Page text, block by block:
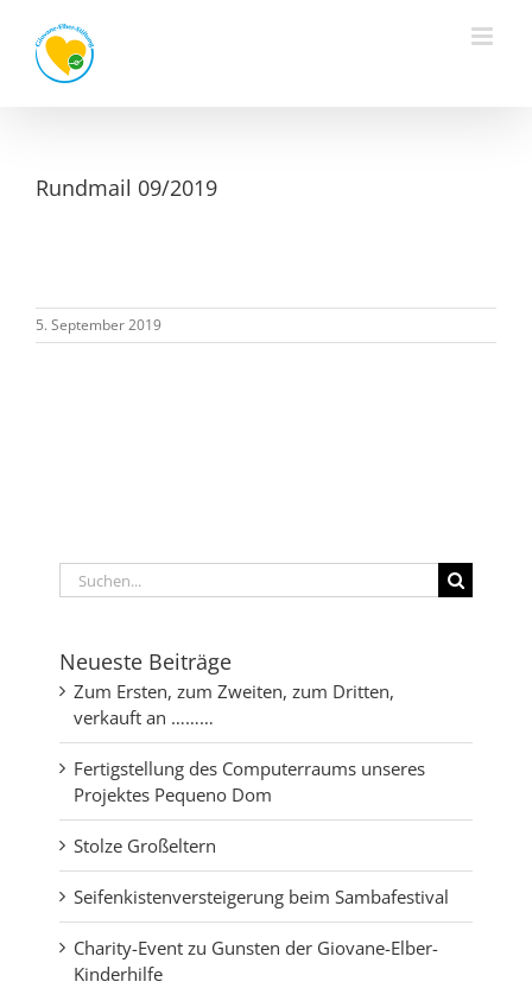
Inhalt
springen
Rundmail 09/2019
5. September 2019
Suche
nach:
Neueste Beiträge
Zum Ersten, zum Zweiten, zum Dritten,
verkauft an ………
Fertigstellung des Computerraums unseres
Projektes Pequeno Dom
Stolze Großeltern
Seifenkistenversteigerung beim Sambafestival
Charity-Event zu Gunsten der Giovane-Elber-
Kinderhilfe